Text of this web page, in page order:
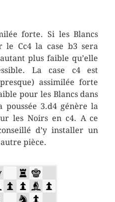
forte. Si les Blancs
le Cc4 la case b3 sera
plus faible qu’elle
La case c4 est
assimilée forte
pour les Blancs dans
poussée 3.d4 génère la
les Noirs en c4. A ce
d’y installer un
pièce.